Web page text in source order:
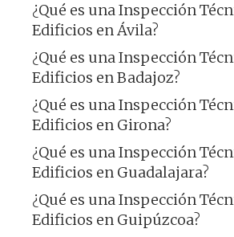
¿Qué es una Inspección
Edificios en Ávila?
¿Qué es una Inspección
Edificios en Badajoz?
¿Qué es una Inspección
Edificios en Girona?
¿Qué es una Inspección
Edificios en Guadalajara?
¿Qué es una Inspección
Edificios en Guipúzcoa?